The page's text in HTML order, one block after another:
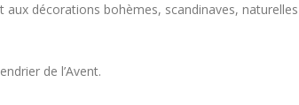
décorations bohèmes, scandinaves,
de l’Avent.